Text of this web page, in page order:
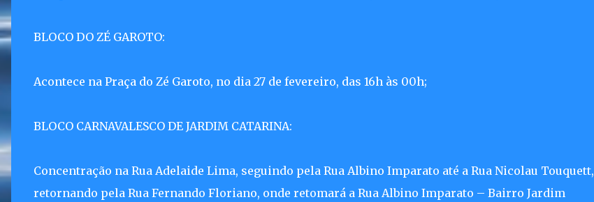
BLOCO DO ZÉ GAROTO:
Acontece na Praça do Zé Garoto, no dia 27 de fevereiro, das 16h às 00h;
BLOCO CARNAVALESCO DE JARDIM CATARINA:
Concentração na Rua Adelaide Lima, seguindo pela Rua Albino Imparato até a Rua Nicolau Touquett,
retornando pela Rua Fernando Floriano, onde retomará a Rua Albino Imparato – Bairro Jardim